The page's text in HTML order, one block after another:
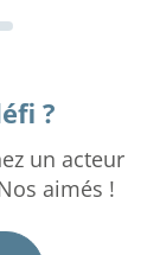
?
un acteur
aimés !